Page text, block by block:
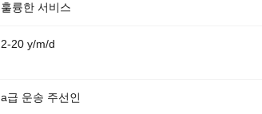
훌륭한 서비스
2-20 y/m/d
a급 운송 주선인